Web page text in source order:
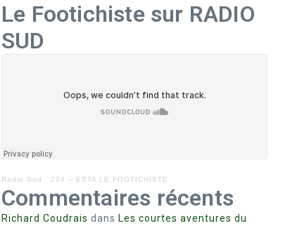
Le Footichiste sur RADIO
SUD
Radio Sud · 234 – ESTA LE FOOTICHISTE
Commentaires récents
Richard Coudrais dans Les courtes aventures du